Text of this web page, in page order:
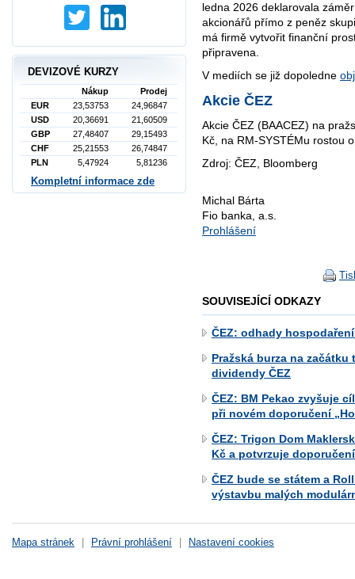
ledna 2026 deklarovala
akcionářů přímo z peněz
má firmě vytvořit finanční
připravena.
V mediích se již dopoledne
Akcie ČEZ
Akcie ČEZ (BAACEZ) na
Kč, na RM-SYSTÉMu rostou
Zdroj: ČEZ, Bloomberg
Michal Bárta
Fio banka, a.s.
Prohlášení
SOUVISEJÍCÍ ODKAZY
ČEZ: odhady hospodaření
Pražská burza na
dividendy ČEZ
ČEZ: BM Pekao zvyšuje
při novém doporučení
ČEZ: Trigon Dom
Kč a potvrzuje
ČEZ bude se státem a
výstavbu malých
DEVIZOVÉ KURZY
Nákup
Prodej
EUR
23,53753
24,96847
USD
20,36691
21,60509
GBP
27,48407
29,15493
CHF
25,21553
26,74847
PLN
5,47924 5,81236
Kompletní informace zde
Mapa stránek Právní prohlášení Nastavení cookies